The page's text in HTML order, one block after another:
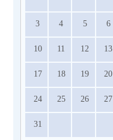
3 4 5 6
10 11 12 13
17 18 19 20
24 25 26 27
31